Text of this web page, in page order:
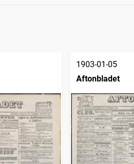
1903-01-05
Aftonbladet